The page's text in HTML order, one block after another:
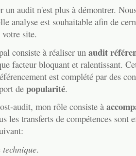
un audit n'est plus à démontrer.
analyse est souhaitable afin de
votre site.
consiste à réaliser un audit
facteur bloquant et ralentissant.
est complété par des
de popularité.
audit, mon rôle consiste à
les transferts de compétences sont
.